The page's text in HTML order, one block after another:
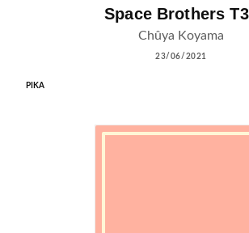
Space Brothers
Chûya Koyama
23/06/2021
PIKA